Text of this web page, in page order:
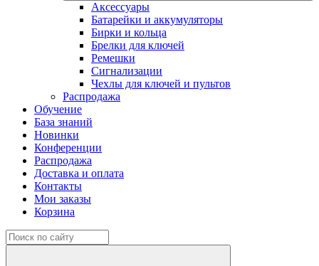
Аксессуары
Батарейки и аккумуляторы
Бирки и кольца
Брелки для ключей
Ремешки
Сигнализации
Чехлы для ключей и пультов
Распродажа
Обучение
База знаний
Новинки
Конференции
Распродажа
Доставка и оплата
Контакты
Мои заказы
Корзина